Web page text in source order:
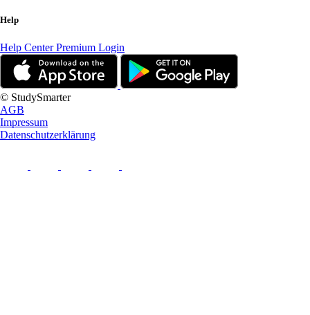
Help
Help CenterPremium Login
© StudySmarter
AGB
Impressum
Datenschutzerklärung